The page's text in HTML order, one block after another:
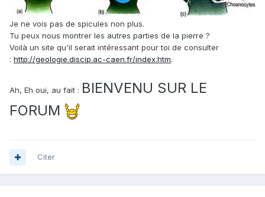
Je ne vois pas de spicules non plus.
Tu peux nous montrer les autres parties de la pierre ?
Voilà un site qu'il serait intéressant pour toi de consulter
: http://geologie.discip.ac-caen.fr/index.htm.
Ah, Eh oui, au fait : BIENVENU SUR LE
FORUM
Citer